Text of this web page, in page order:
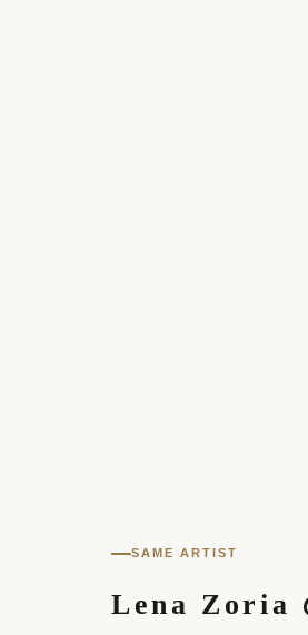
SAME ARTIST
Lena Zoria